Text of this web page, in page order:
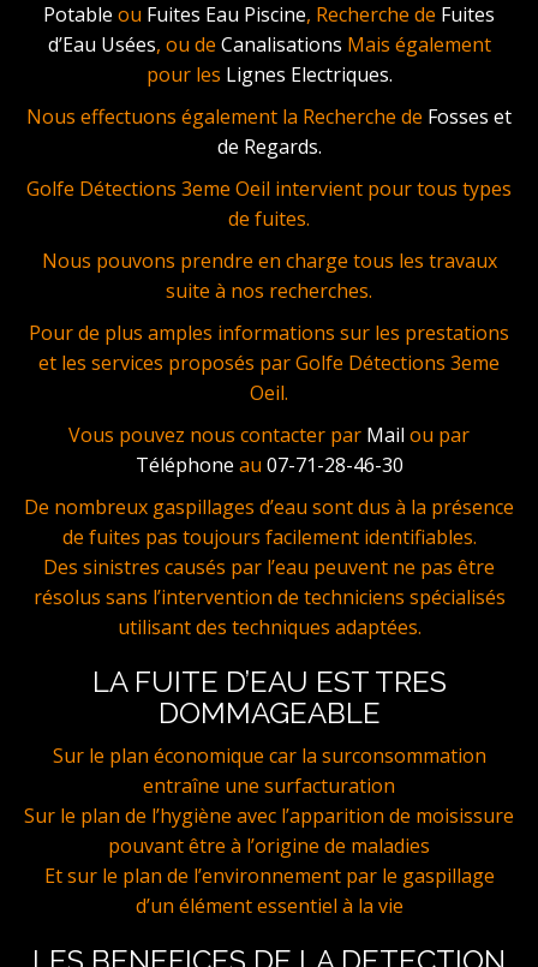
Potable ou Fuites Eau Piscine, Recherche de Fuites
d’Eau Usées, ou de Canalisations Mais également
pour les Lignes Electriques.
Nous effectuons également la Recherche de Fosses et
de Regards.
Golfe Détections 3eme Oeil intervient pour tous types
de fuites.
Nous pouvons prendre en charge tous les travaux
suite à nos recherches.
Pour de plus amples informations sur les prestations
et les services proposés par Golfe Détections 3eme
Oeil.
Vous pouvez nous contacter par Mail ou par
Téléphone au 07-71-28-46-30
De nombreux gaspillages d’eau sont dus à la présence
de fuites pas toujours facilement identifiables.
Des sinistres causés par l’eau peuvent ne pas être
résolus sans l’intervention de techniciens spécialisés
utilisant des techniques adaptées.
LA FUITE D’EAU EST TRES
DOMMAGEABLE
Sur le plan économique car la surconsommation
entraîne une surfacturation
Sur le plan de l’hygiène avec l’apparition de moisissure
pouvant être à l’origine de maladies
Et sur le plan de l’environnement par le gaspillage
d’un élément essentiel à la vie